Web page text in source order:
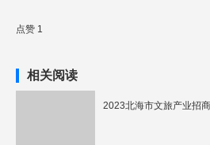
点赞 1
相关阅读
2023北海市文旅产业招